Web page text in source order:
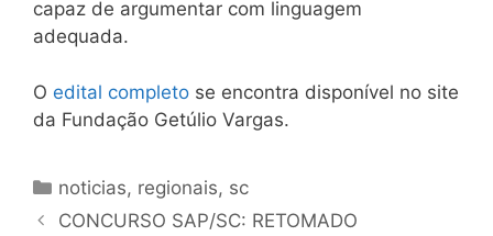
capaz de argumentar com linguagem
adequada.
O edital completo se encontra disponível no site
da Fundação Getúlio Vargas.
Categorias
noticias, regionais, sc
CONCURSO SAP/SC: RETOMADO